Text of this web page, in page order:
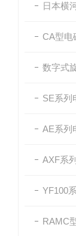
日本横
CA型电
数字式
SE系列
AE系列
AXF系
YF100
RAMC